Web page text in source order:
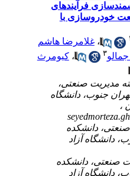
فرآیندهای
خودروسازی با
،غلامرضا هاشم
۳ ،کیومرث
مدیریت صنعتی،
جنوب، دانشگاه
دانشکده
دانشگاه آزاد
صنعتی، دانشکده
دانشگاه آزاد